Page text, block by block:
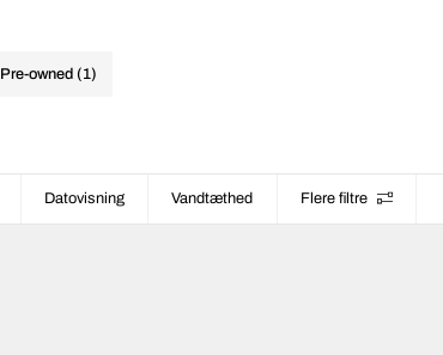
Pre-owned (1)
Datovisning Vandtæthed Flere filtre